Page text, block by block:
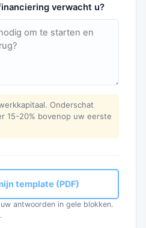
verwacht u?
Onderschat
15-20% bovenop uw eerste
template (PDF)
antwoorden in gele blokken.